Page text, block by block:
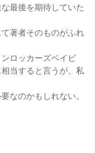
最後を期待していた
著者そのものがふれ
ロッカーズベイビ
当すると言うが、私
なのかもしれない。